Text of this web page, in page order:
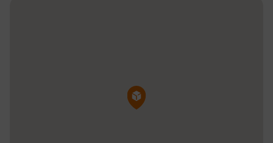
Pin de la carte